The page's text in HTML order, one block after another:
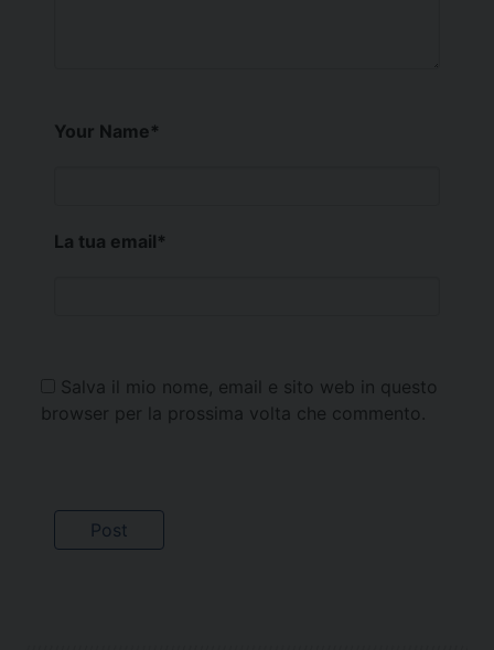
Your Name*
La tua email*
Salva il mio nome, email e sito web in questo
browser per la prossima volta che commento.